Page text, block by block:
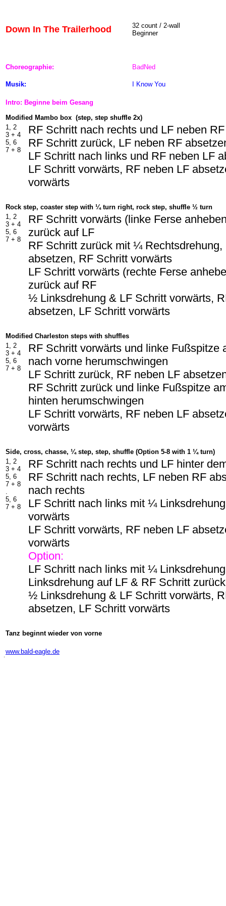
Down In The Trailerhood
32 count / 2-wall
Beginner
Choreographie: BadNed
Musik: I Know You
Intro: Beginne beim Gesang
Modified Mambo box (step, step shuffle 2x)
1, 2
3 + 4
5, 6
7 + 8
RF Schritt nach rechts und LF neben
RF Schritt zurück, LF neben RF
LF Schritt nach links und RF neben LF
LF Schritt vorwärts, RF neben LF
vorwärts
Rock step, coaster step with ¼ turn right, rock step, shuffle ½ turn
1, 2
3 + 4
5, 6
7 + 8
RF Schritt vorwärts (linke Ferse
zurück auf LF
RF Schritt zurück mit ¼ Rechtsdrehung,
absetzen, RF Schritt vorwärts
LF Schritt vorwärts (rechte Ferse
zurück auf RF
½ Linksdrehung & LF Schritt vorwärts,
absetzen, LF Schritt vorwärts
Modified Charleston steps with shuffles
1, 2
3 + 4
5, 6
7 + 8
RF Schritt vorwärts und linke Fußspitze
nach vorne herumschwingen
LF Schritt zurück, RF neben LF
RF Schritt zurück und linke Fußspitze
hinten herumschwingen
LF Schritt vorwärts, RF neben LF
vorwärts
Side, cross, chasse, ¼ step, step, shuffle (Option 5-8 with 1 ¼ turn)
1, 2
3 + 4
5, 6
7 + 8
.
5, 6
7 + 8
RF Schritt nach rechts und LF hinter
RF Schritt nach rechts, LF neben RF
nach rechts
LF Schritt nach links mit ¼
vorwärts
LF Schritt vorwärts, RF neben LF
vorwärts
Option:
LF Schritt nach links mit ¼
Linksdrehung auf LF & RF Schritt zurück
½ Linksdrehung & LF Schritt vorwärts,
absetzen, LF Schritt vorwärts
Tanz beginnt wieder von vorne
www.bald-eagle.de